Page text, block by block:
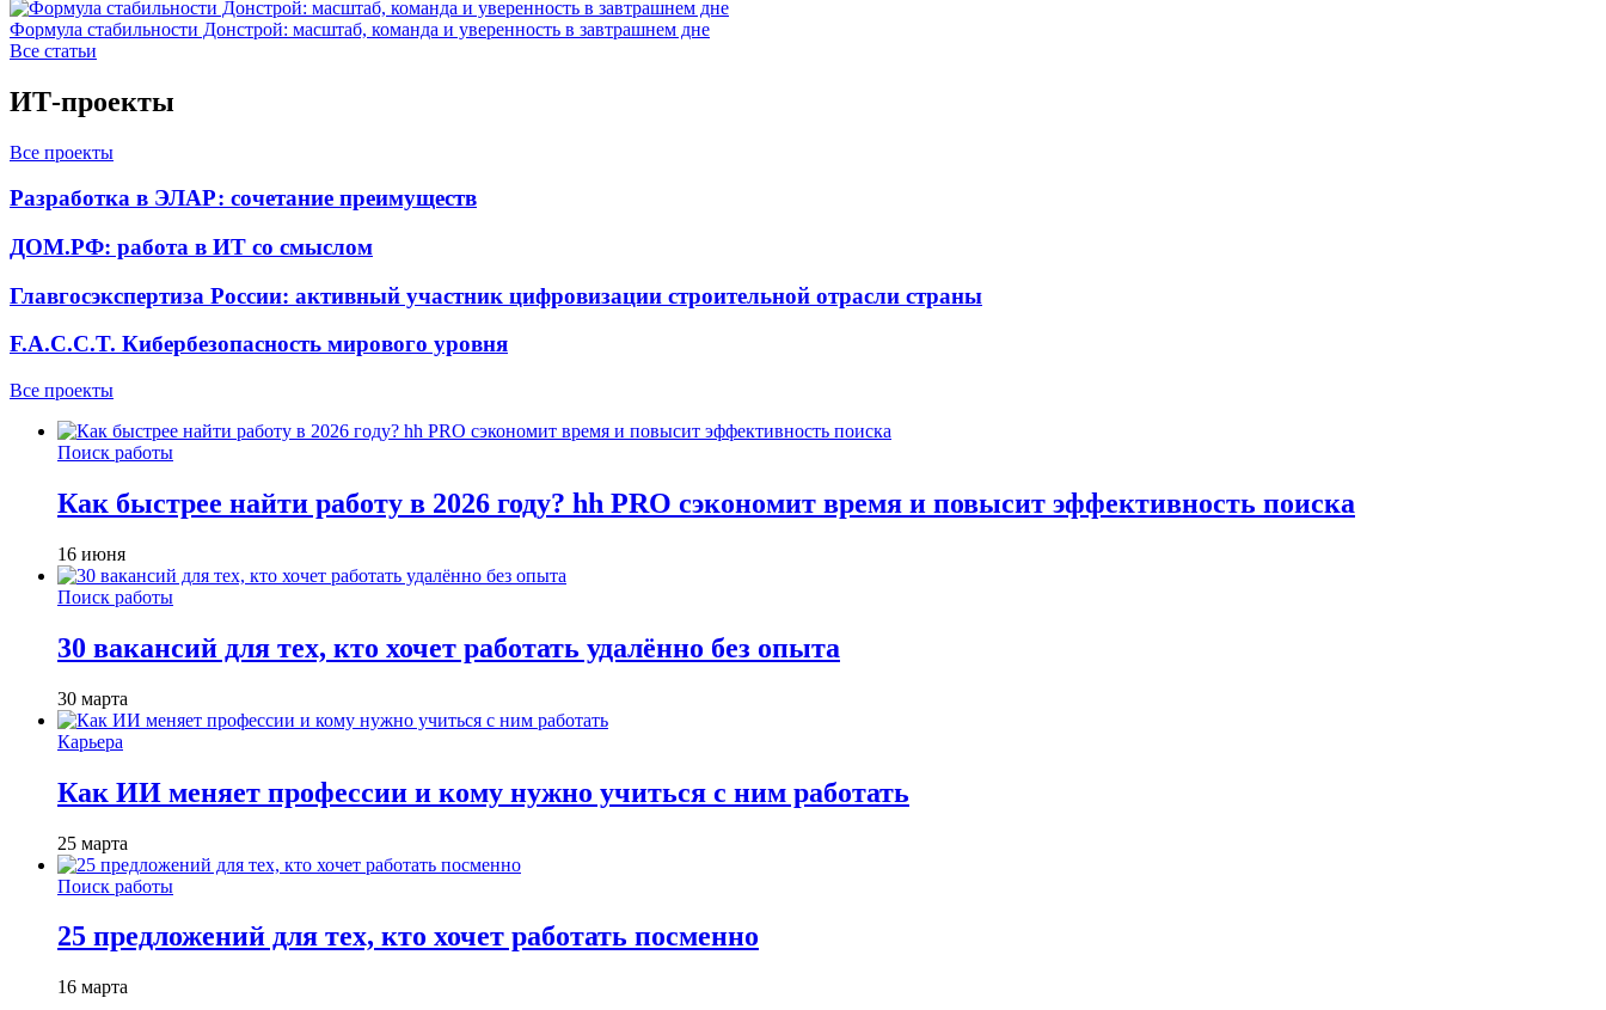
Формула стабильности Донстрой: масштаб, команда и уверенность в завтрашнем дне
Все статьи
ИТ-проекты
Все проекты
Разработка в ЭЛАР: сочетание преимуществ
ДОМ.РФ: работа в ИТ со смыслом
Главгосэкспертиза России: активный участник цифровизации строительной отрасли страны
F.A.C.C.T. Кибербезопасность мирового уровня
Все проекты
Поиск работы
Как быстрее найти работу в 2026 году? hh PRO сэкономит время и повысит эффективность поиска
16 июня
Поиск работы
30 вакансий для тех, кто хочет работать удалённо без опыта
30 марта
Карьера
Как ИИ меняет профессии и кому нужно учиться с ним работать
25 марта
Поиск работы
25 предложений для тех, кто хочет работать посменно
16 марта